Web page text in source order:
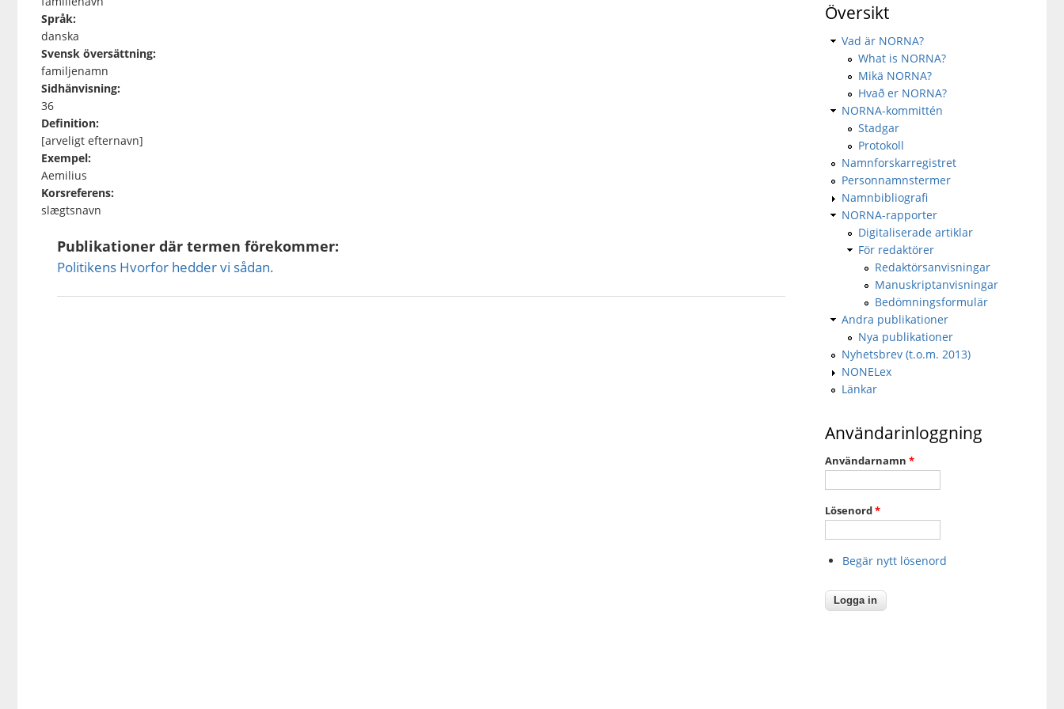
Språk:
danska
Svensk översättning:
familjenamn
Sidhänvisning:
36
Definition:
[arveligt efternavn]
Exempel:
Aemilius
Korsreferens:
slægtsnavn
Publikationer där termen förekommer:
Politikens Hvorfor hedder vi sådan.
Översikt
Vad är NORNA?
What is NORNA?
Mikä NORNA?
Hvað er NORNA?
NORNA-kommittén
Stadgar
Protokoll
Namnforskarregistret
Personnamnstermer
Namnbibliografi
NORNA-rapporter
Digitaliserade artiklar
För redaktörer
Redaktörsanvisningar
Manuskriptanvisningar
Bedömningsformulär
Andra publikationer
Nya publikationer
Nyhetsbrev (t.o.m. 2013)
NONELex
Länkar
Användarinloggning
Användarnamn *
Lösenord*
Begär nytt lösenord